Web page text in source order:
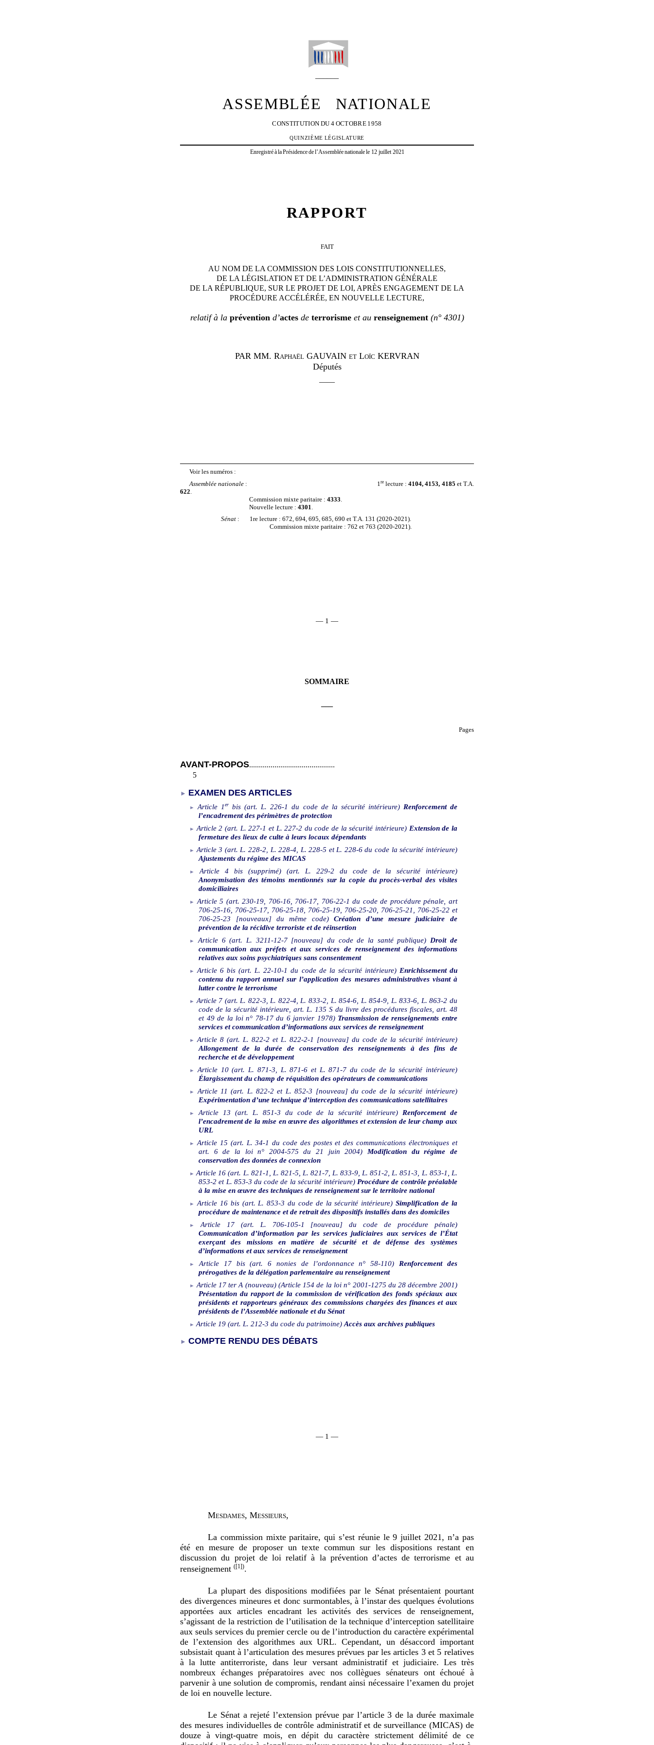
—1—
N° 4335
ASSEMBLÉE NATIONALE
CONSTITUTION DU 4 OCTOBRE 1958
QUINZIÈME LÉGISLATURE
EnregistréàlaPrésidencedel’Assembléenationalele 12 juillet 2021
RAPPORT
FAIT
AU NOM DE LA COMMISSION DES LOIS CONSTITUTIONNELLES,
DE LA LÉGISLATION ET DE L’ADMINISTRATION GÉNÉRALE
DE LA RÉPUBLIQUE, SUR LE PROJET DE LOI, APRÈS ENGAGEMENT DE LA
PROCÉDURE ACCÉLÉRÉE, EN NOUVELLE LECTURE,
relatif à la prévention d’actes de terrorismeet au renseignement(n° 4301)
PAR MM. Raphaël GAUVAIN et Loïc KERVRAN
Députés
——
Voir les numéros :
Assemblée nationale : 1re lecture :4104, 4153, 4185 et T.A.
622.
Commission mixte paritaire :4333.
Nouvelle lecture :4301.
Sénat :
1re lecture : 672, 694, 695, 685, 690 et T.A. 131 (2020-2021).
Commission mixte paritaire :762 et 763 (2020-2021).
— 1 —
SOMMAIRE
Pages
AVANT-PROPOS............................................
5
EXAMEN DES ARTICLES
Article 1er bis (art. L. 226-1 du code de la sécurité intérieure) Renforcement de
l’encadrement des périmètres de protection
Article 2 (art. L. 227-1 et L. 227-2 du code de la sécurité intérieure) Extension de la
fermeture des lieux de culte à leurs locaux dépendants
Article 3 (art. L. 228-2, L. 228-4, L. 228-5 et L. 228-6 du code la sécurité intérieure)
Ajustements du régime des MICAS
Article
4 bis (supprimé) (art. L. 229-2 du code de la sécurité intérieure)
Anonymisation des témoins mentionnés sur la copie du procès-verbal des visites
domiciliaires
Article 5 (art. 230-19, 706-16, 706-17, 706-22-1 du code de procédure pénale, art
706-25-16, 706-25-17, 706-25-18, 706-25-19, 706-25-20, 706-25-21, 706-25-22 et
706-25-23 [nouveaux] du même code)Création d’une mesure judiciaire de
prévention de la récidive terroriste et de réinsertion
Article 6 (art. L. 3211-12-7 [nouveau] du code de la santé publique) Droit de
communication aux préfets et aux services de renseignement des informations
relatives aux soins psychiatriques sans consentement
Article 6 bis (art. L. 22-10-1 du code de la sécurité intérieure) Enrichissement du
contenu du rapport annuel sur l’application des mesures administratives visant à
lutter contre le terrorisme
Article 7 (art. L. 822-3, L. 822-4, L. 833-2, L. 854-6, L. 854-9, L. 833-6, L. 863-2 du
code de la sécurité intérieure, art. L. 135 S du livre des procédures fiscales, art. 48
et 49 de la loi n° 78-17 du 6 janvier 1978) Transmission de renseignements entre
services et communication d’informations aux services de renseignement
Article 8 (art. L. 822-2 et L. 822-2-1 [nouveau] du code de la sécurité intérieure)
Allongement de la durée de conservation des renseignements à des fins de
recherche et de développement
Article 10 (art. L. 871-3, L. 871-6 et L. 871-7 du code de la sécurité intérieure)
Élargissement du champ de réquisition des opérateurs de communications
Article 11 (art. L. 822-2 et L. 852-3 [nouveau] du code de la sécurité intérieure)
Expérimentation d’une technique d’interception des communications satellitaires
Article
13 (art. L. 851-3 du code de la sécurité intérieure) Renforcement de
l’encadrement de la mise en œuvre des algorithmes et extension de leur champ aux
URL
Article 15 (art. L. 34-1 du code des postes et des communications électroniques et
art. 6 de la loi n° 2004-575 du 21 juin 2004) Modification du régime de
conservation des données de connexion
Article 16 (art. L. 821-1, L. 821-5, L. 821-7, L. 833-9, L. 851-2, L. 851-3, L. 853-1, L.
853-2 et L. 853-3 du code de la sécurité intérieure) Procédure de contrôle préalable
à la mise en œuvre des techniques de renseignement sur le territoire national
Article 16 bis (art. L. 853-3 du code de la sécurité intérieure)Simplification de la
procédure de maintenance et de retrait des dispositifs installés dans des domiciles
Article
17 (art. L. 706-105-1 [nouveau] du code de procédure pénale)
Communication d’information par les services judiciaires aux services de l’État
exerçant des missions en matière de sécurité et de défense des systèmes
d’informations et aux services de renseignement
Article
17 bis (art. 6 nonies de l’ordonnance n° 58-110) Renforcement des
prérogatives de la délégation parlementaire au renseignement
Article 17 ter A (nouveau) (Article 154 de la loi n° 2001‑1275 du 28 décembre 2001)
Présentation du rapport de la commission de vérification des fonds spéciaux aux
présidents et rapporteurs généraux des commissions chargées des finances et aux
présidents de l’Assemblée nationale et du Sénat
Article 19 (art. L. 212-3 du code du patrimoine)Accès aux archives publiques
COMPTE RENDU DES DÉBATS
— 1 —
Mesdames, Messieurs,
La commission mixte paritaire, qui s’est réunie le 9 juillet 2021, n’a pas
été en mesure de proposer un texte commun sur les dispositions restant en
discussion du projet de loi relatif à la prévention d’actes de terrorisme et au
renseignement([1]).
La plupart des dispositions modifiées par le Sénat présentaient pourtant
des divergences mineures et donc surmontables, à l’instar des quelques évolutions
apportées aux articles encadrant les activités des services de renseignement,
s’agissant de la restriction de l’utilisation de la technique d’interception satellitaire
aux seuls services du premier cercle ou de l’introduction du caractère expérimental
de l’extension des algorithmes aux URL. Cependant, un désaccord important
subsistait quant à l’articulation des mesures prévues par les articles 3 et 5 relatives
à la lutte antiterroriste, dans leur versant administratif et judiciaire. Les très
nombreux échanges préparatoires avec nos collègues sénateurs ont échoué à
parvenir à une solution de compromis, rendant ainsi nécessaire l’examen du projet
de loi en nouvelle lecture.
Le Sénat a rejeté l’extension prévue par l’article 3 de la durée maximale
des mesures individuelles de contrôle administratif et de surveillance (MICAS) de
douze à vingt-quatre mois, en dépit du caractère strictement délimité de ce